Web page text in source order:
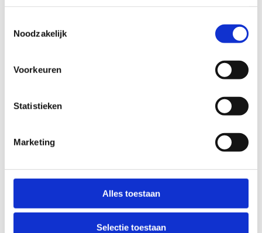
Noodzakelijk
Voorkeuren
Statistieken
Marketing
Alles toestaan
Selectie toestaan
1 september t.e.m. 30 juni